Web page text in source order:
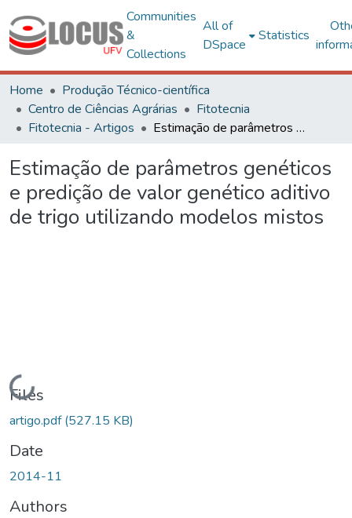
Communities
&
Collections
All of
DSpace
Statistics
Home
Produção Técnico-científica
Centro de Ciências Agrárias
Fitotecnia
Fitotecnia - Artigos
Estimação de parâmetros genéticos e predição de valor genético aditivo de trigo utilizando modelos mistos
Estimação de parâmetros genéticos
e predição de valor genético aditivo
de trigo utilizando modelos mistos
Loading...
Files
artigo.pdf(527.15 KB)
Date
2014-11
Authors